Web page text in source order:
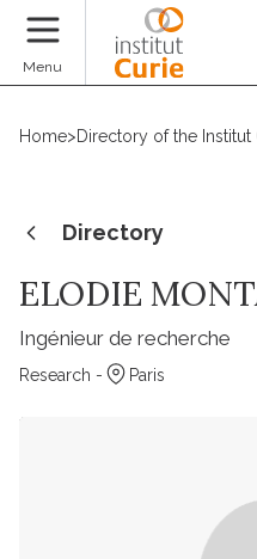
Menu
Home>Directory of the Institut
Directory
ELODIE
Ingénieur de recherche
Research - Paris